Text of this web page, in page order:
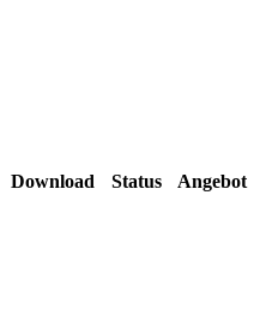
Download Status Angebot